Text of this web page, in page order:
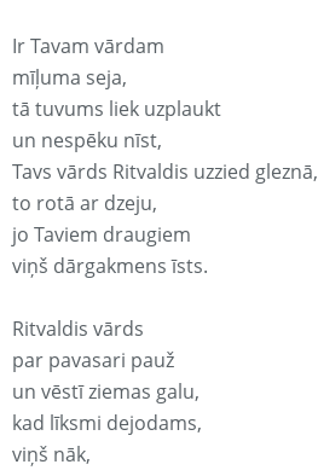
Ir Tavam vārdam
mīļuma seja,
tā tuvums liek uzplaukt
un nespēku nīst,
Tavs vārds Ritvaldis uzzied gleznā,
to rotā ar dzeju,
jo Taviem draugiem
viņš dārgakmens īsts.
Ritvaldis vārds
par pavasari pauž
un vēstī ziemas galu,
kad līksmi dejodams,
viņš nāk,